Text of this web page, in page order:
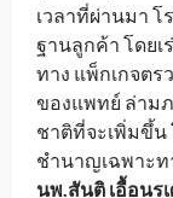
เวลาที่ผ่านมา
ฐานลูกค้า โดยเ
ทาง แพ็กเกจต
ของแพทย์ ล่าม
ชาติที่จะเพิ่มขึ้น
ชำนาญเฉพาะท
นพ.สันติ เอื้อนร